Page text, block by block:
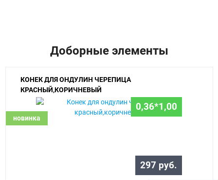
Доборные элементы
новинка
КОНЕК ДЛЯ ОНДУЛИН ЧЕРЕПИЦА
КРАСНЫЙ,КОРИЧНЕВЫЙ
0,36*1,00
297 руб.